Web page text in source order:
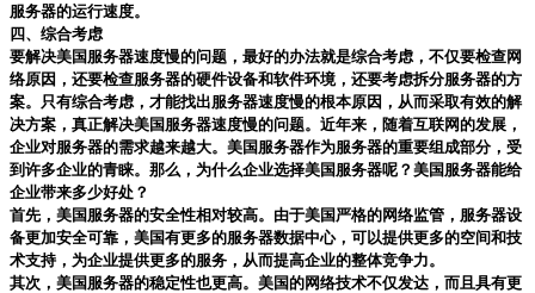
服务器的运行速度。
四、综合考虑
要解决美国服务器速度慢的问题，最好的办法就是综合考虑，不仅要检查网
络原因，还要检查服务器的硬件设备和软件环境，还要考虑拆分服务器的方
案。只有综合考虑，才能找出服务器速度慢的根本原因，从而采取有效的解
决方案，真正解决美国服务器速度慢的问题。 近年来，随着互联网的发展，
企业对服务器的需求越来越大。美国服务器作为服务器的重要组成部分，受
到许多企业的青睐。那么，为什么企业选择美国服务器呢？美国服务器能给
企业带来多少好处？
首先，美国服务器的安全性相对较高。由于美国严格的网络监管，服务器设
备更加安全可靠，美国有更多的服务器数据中心，可以提供更多的空间和技
术支持，为企业提供更多的服务，从而提高企业的整体竞争力。
其次，美国服务器的稳定性也更高。美国的网络技术不仅发达，而且具有更